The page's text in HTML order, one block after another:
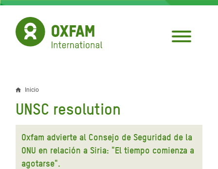
Pasar
contenido
principal
Sobrescribir
enlaces
de
ayuda
Inicio
UNSC resolution
Oxfam advierte al Consejo de Seguridad de la
ONU en relación a Siria: "El tiempo comienza a
agotarse".